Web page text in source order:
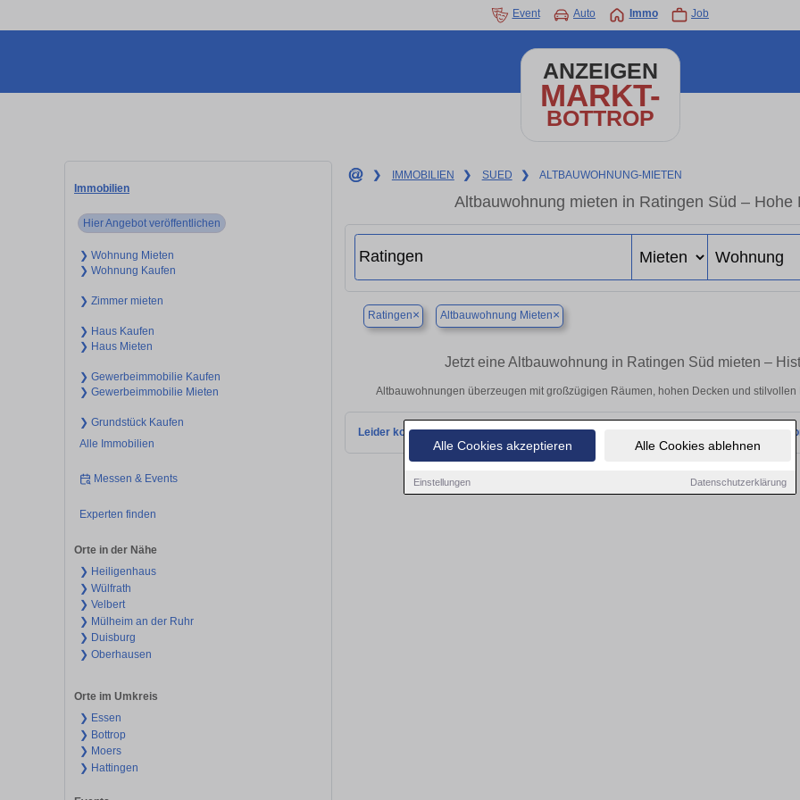
Alle Cookies akzeptieren Alle Cookies ablehnen
Einstellungen Datenschutzerklärung
Event Auto Immo Job
ANZEIGEN
MARKT-
BOTTROP
Immobilien
Hier Angebot veröffentlichen
❯ Wohnung Mieten
❯ Wohnung Kaufen
❯ Zimmer mieten
❯ Haus Kaufen
❯ Haus Mieten
❯ Gewerbeimmobilie Kaufen
❯ Gewerbeimmobilie Mieten
❯ Grundstück Kaufen
Alle Immobilien
Messen & Events
Experten finden
Orte in der Nähe
❯ Heiligenhaus
❯ Wülfrath
❯ Velbert
❯ Mülheim an der Ruhr
❯ Duisburg
❯ Oberhausen
Orte im Umkreis
❯ Essen
❯ Bottrop
❯ Moers
❯ Hattingen
❯ IMMOBILIEN ❯ SUED ❯ ALTBAUWOHNUNG-MIETEN
Altbauwohnung mieten in Ratingen Süd –
Ratingen× Altbauwohnung Mieten×
Jetzt eine Altbauwohnung in Ratingen Süd mieten –
Altbauwohnungen überzeugen mit großzügigen Räumen, hohen Decken und
Leider konnten wir derzeit keine passenden Objekte finden. Schauen Sie bald wieder